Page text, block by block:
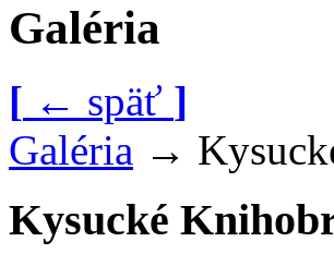
Galéria
[ ← späť ]
Galéria →
Kysucké